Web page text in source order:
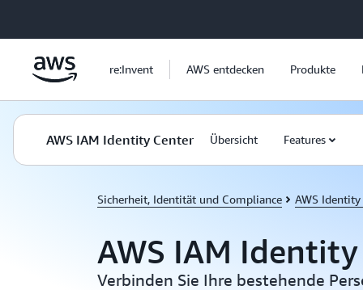
re:Invent AWS entdecken Produkte
AWS IAM Identity Center Übersicht Features
Sicherheit, Identität und Compliance AWS Identity
AWS IAM
Verbinden Sie Ihre bestehende